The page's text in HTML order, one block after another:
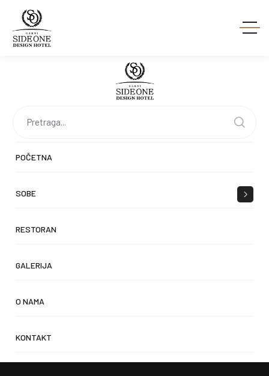
POČETNA
SOBE
RESTORAN
GALERIJA
O NAMA
KONTAKT